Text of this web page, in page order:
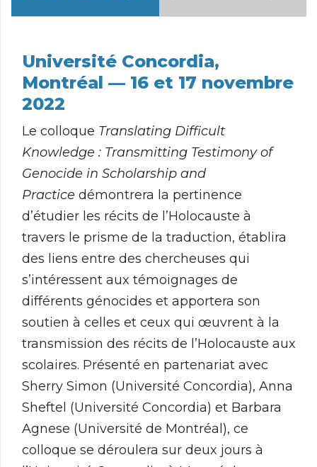
Université Concordia,
Montréal — 16 et 17 novembre
2022
Le colloque Translating Difficult
Knowledge : Transmitting Testimony of
Genocide in Scholarship and
Practice démontrera la pertinence
d’étudier les récits de l’Holocauste à
travers le prisme de la traduction, établira
des liens entre des chercheuses qui
s’intéressent aux témoignages de
différents génocides et apportera son
soutien à celles et ceux qui œuvrent à la
transmission des récits de l’Holocauste aux
scolaires. Présenté en partenariat avec
Sherry Simon (Université Concordia), Anna
Sheftel (Université Concordia) et Barbara
Agnese (Université de Montréal), ce
colloque se déroulera sur deux jours à